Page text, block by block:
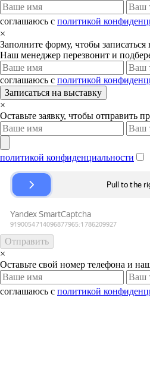
соглашаюсь с политикой
×
Заполните форму, чтобы
Наш менеджер перезвонит и
соглашаюсь с политикой
Записаться на выставку
×
Оставьте заявку, чтобы отправить
политикой конфиденциальности
Отправить
×
Оставьте свой номер телефона и
соглашаюсь с политикой